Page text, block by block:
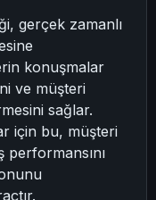
gerçek zamanlı
konuşmalar
ve müşteri
sağlar.
için bu, müşteri
performansını